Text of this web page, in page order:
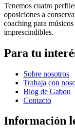
Tenemos cuatro
oposiciones a
coaching para
imprescindibles.
Para tu
Sobre nosotros
Trabaja con
Blog de Gabou
Contacto
Información